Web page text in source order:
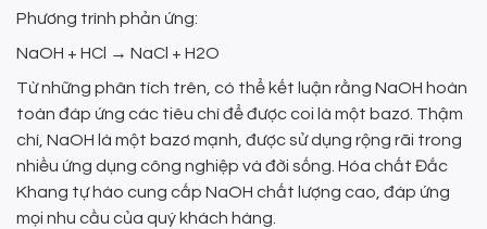
Phương trình phản ứng:
NaOH + HCl → NaCl + H2O
Từ những phân tích trên, có thể kết luận rằng NaOH hoàn
toàn đáp ứng các tiêu chí để được coi là một bazơ. Thậm
chí, NaOH là một bazơ mạnh, được sử dụng rộng rãi trong
nhiều ứng dụng công nghiệp và đời sống. Hóa chất Đắc
Khang tự hào cung cấp NaOH chất lượng cao, đáp ứng
mọi nhu cầu của quý khách hàng.